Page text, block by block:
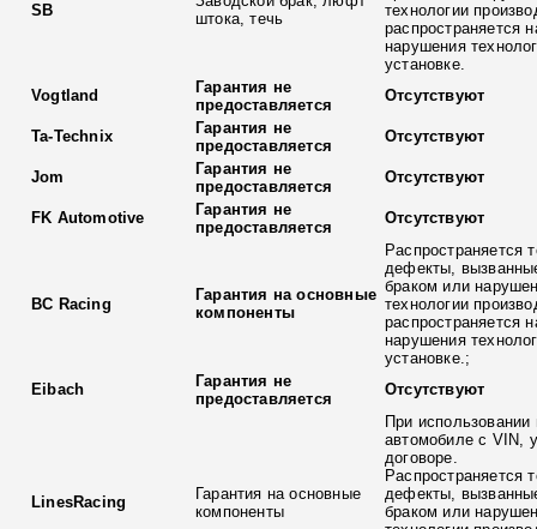
SB
штока, течь
технологии
распространяется
нарушения
установке.
Vogtland
Гарантия не
предоставляется
Отсутствуют
Ta-Technix
Гарантия не
предоставляется
Отсутствуют
Jom
Гарантия не
предоставляется
Отсутствуют
FK Automotive
Гарантия не
предоставляется
Отсутствуют
BC Racing
Гарантия на основные
компоненты
Распространяется
дефекты,
браком или
технологии
распространяется
нарушения
установке.;
Eibach
Гарантия не
предоставляется
Отсутствуют
LinesRacing
Гарантия на основные
компоненты
При использовании
автомобиле с VIN,
договоре.
Распространяется
дефекты,
браком или